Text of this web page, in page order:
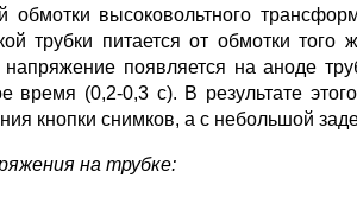
обмотки высоковольтного
трубки питается от обмотки
напряжение появляется на аноде
время (0,2-0,3 с). В результате
кнопки снимков, а с небольшой
на трубке: